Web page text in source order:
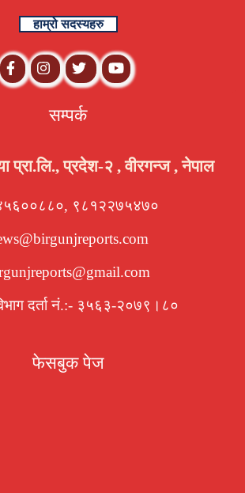
हाम्रो सदस्यहरु
सम्पर्क
प्रा.लि., प्रदेश-२ , वीरगन्ज , नेपाल
९८१२२७५४७०
दर्ता नं.:- ३५६३-२०७९।८०
फेसबुक पेज